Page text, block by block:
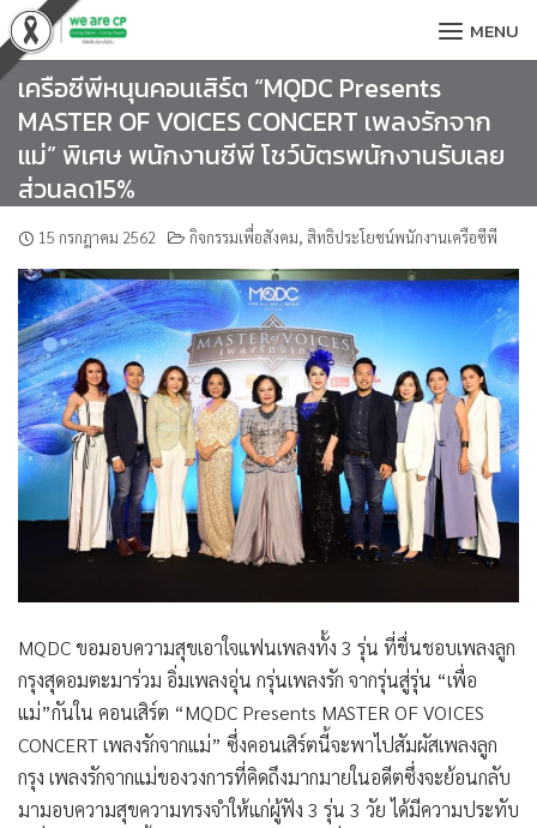
Skip
to
content
MENU
เครือซีพีหนุนคอนเสิร์ต “MQDC Presents
MASTER OF VOICES CONCERT เพลงรักจาก
แม่” พิเศษ พนักงานซีพี โชว์บัตรพนักงานรับเลย
ส่วนลด15%
15 กรกฎาคม 2562 กิจกรรมเพื่อสังคม, สิทธิประโยชน์พนักงานเครือซีพี
MQDC ขอมอบความสุขเอาใจแฟนเพลงทั้ง 3 รุ่น ที่ชื่นชอบเพลงลูก
กรุงสุดอมตะมาร่วม อิ่มเพลงอุ่น กรุ่นเพลงรัก จากรุ่นสู่รุ่น “เพื่อ
แม่”กันใน คอนเสิร์ต “MQDC Presents MASTER OF VOICES
CONCERT เพลงรักจากแม่” ซึ่งคอนเสิร์ตนี้จะพาไปสัมผัสเพลงลูก
กรุง เพลงรักจากแม่ของวงการที่คิดถึงมากมายในอดีตซึ่งจะย้อนกลับ
มามอบความสุขความทรงจำให้แก่ผู้ฟัง 3 รุ่น 3 วัย ได้มีความประทับ